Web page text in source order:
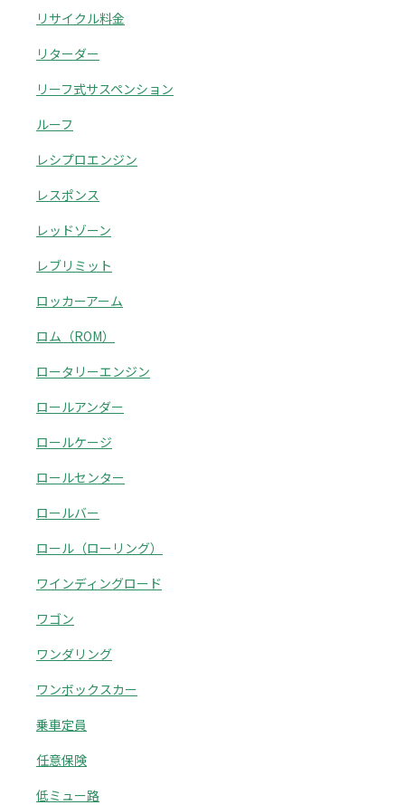
リサイクル料金
リターダー
リーフ式サスペンション
ルーフ
レシプロエンジン
レスポンス
レッドゾーン
レブリミット
ロッカーアーム
ロム（ROM）
ロータリーエンジン
ロールアンダー
ロールケージ
ロールセンター
ロールバー
ロール（ローリング）
ワインディングロード
ワゴン
ワンダリング
ワンボックスカー
乗車定員
任意保険
低ミュー路